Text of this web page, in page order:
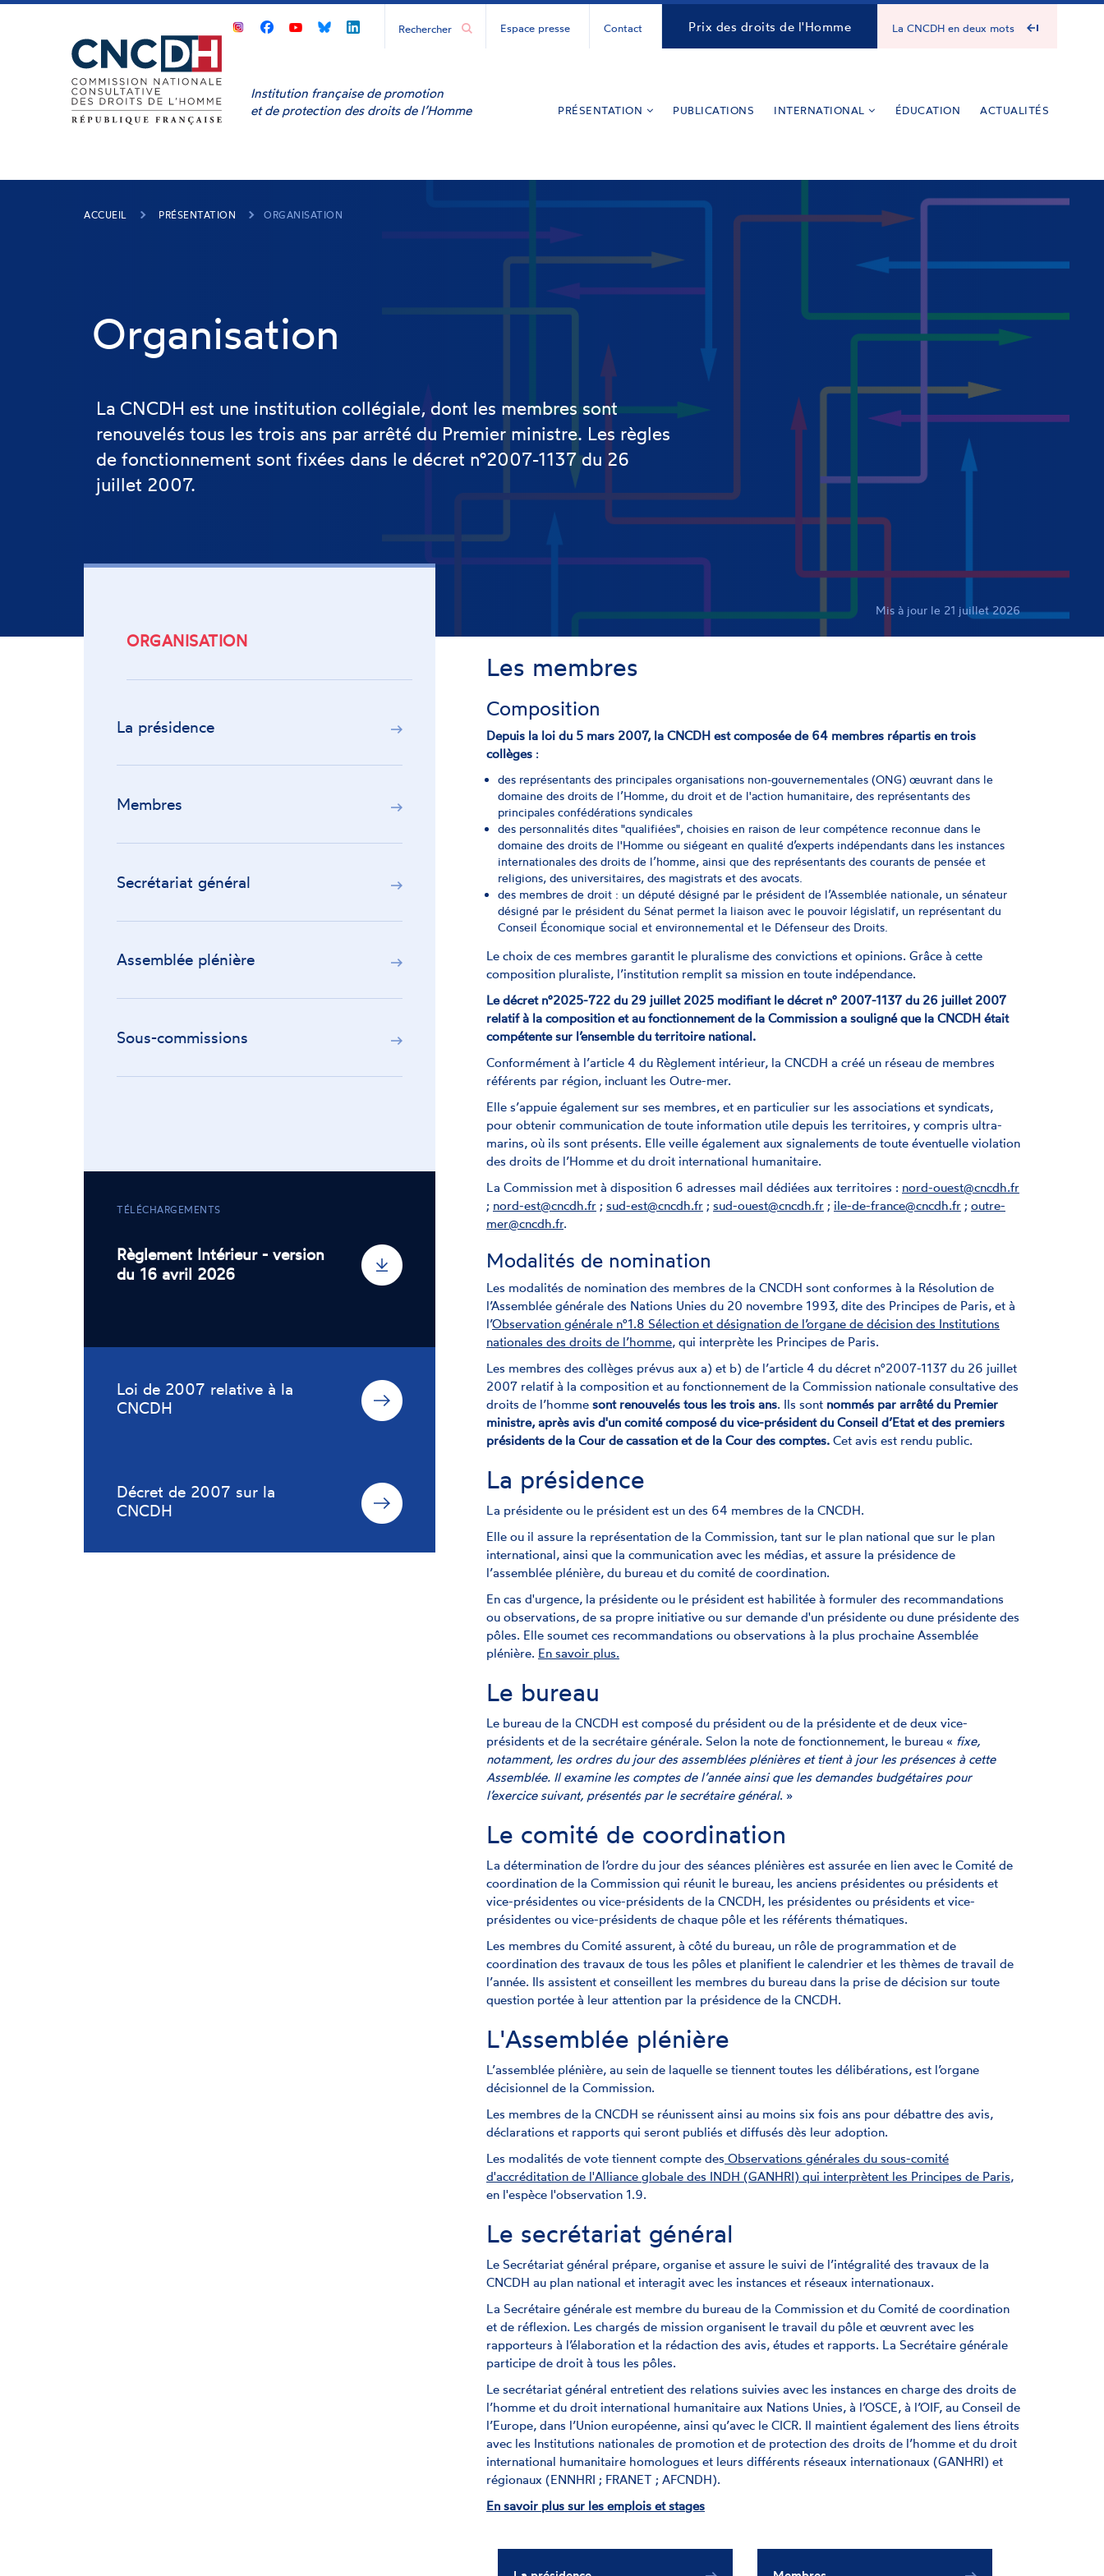
Panneau de gestion des cookies
CNCDHCNCDHCNCDHCNCDH
Espace presse Contact Prix des droits de l'Homme La CNCDH en deux mots
Institution française de promotion
et de protection des droits de l’Homme
PRÉSENTATION PUBLICATIONS INTERNATIONAL ÉDUCATION ACTUALITÉS
ACCUEIL PRÉSENTATION ORGANISATION
Organisation
La CNCDH est une institution collégiale, dont les membres sont
renouvelés tous les trois ans par arrêté du Premier ministre. Les règles
de fonctionnement sont fixées dans le décret n°2007-1137 du 26
juillet 2007.
ORGANISATION
La présidence
Membres
Secrétariat général
Assemblée plénière
Sous-commissions
TÉLÉCHARGEMENTS
Règlement Intérieur - version
du 16 avril 2026
Loi de 2007 relative à la
CNCDH
Décret de 2007 sur la
CNCDH
Mis à jour le 21 juillet 2026
Les membres
Composition
Depuis la loi du 5 mars 2007, la CNCDH est composée de 64 membres répartis en trois
collèges :
des représentants des principales organisations non-gouvernementales (ONG) œuvrant dans le
domaine des droits de l’Homme, du droit et de l'action humanitaire, des représentants des
principales confédérations syndicales
des personnalités dites "qualifiées", choisies en raison de leur compétence reconnue dans le
domaine des droits de l'Homme ou siégeant en qualité d’experts indépendants dans les instances
internationales des droits de l’homme, ainsi que des représentants des courants de pensée et
religions, des universitaires, des magistrats et des avocats.
des membres de droit : un député désigné par le président de l’Assemblée nationale, un sénateur
désigné par le président du Sénat permet la liaison avec le pouvoir législatif, un représentant du
Conseil Économique social et environnemental et le Défenseur des Droits.
Le choix de ces membres garantit le pluralisme des convictions et opinions. Grâce à cette
composition pluraliste, l’institution remplit sa mission en toute indépendance.
Le décret n°2025-722 du 29 juillet 2025 modifiant le décret n° 2007-1137 du 26 juillet 2007
relatif à la composition et au fonctionnement de la Commission a souligné que la CNCDH était
compétente sur l’ensemble du territoire national.
Conformément à l’article 4 du Règlement intérieur, la CNCDH a créé un réseau de membres
référents par région, incluant les Outre-mer.
Elle s’appuie également sur ses membres, et en particulier sur les associations et syndicats,
pour obtenir communication de toute information utile depuis les territoires, y compris ultra-
marins, où ils sont présents. Elle veille également aux signalements de toute éventuelle violation
des droits de l’Homme et du droit international humanitaire.
La Commission met à disposition 6 adresses mail dédiées aux territoires : nord-ouest@cncdh.fr
; nord-est@cncdh.fr ; sud-est@cncdh.fr ; sud-ouest@cncdh.fr ; ile-de-france@cncdh.fr ; outre-
mer@cncdh.fr.
Modalités de nomination
Les modalités de nomination des membres de la CNCDH sont conformes à la Résolution de
l’Assemblée générale des Nations Unies du 20 novembre 1993, dite des Principes de Paris, et à
l’Observation générale n°1.8 Sélection et désignation de l’organe de décision des Institutions
nationales des droits de l’homme, qui interprète les Principes de Paris.
Les membres des collèges prévus aux a) et b) de l’article 4 du décret n°2007-1137 du 26 juillet
2007 relatif à la composition et au fonctionnement de la Commission nationale consultative des
droits de l’homme sont renouvelés tous les trois ans. Ils sont nommés par arrêté du Premier
ministre, après avis d'un comité composé du vice-président du Conseil d’Etat et des premiers
présidents de la Cour de cassation et de la Cour des comptes. Cet avis est rendu public.
La présidence
La présidente ou le président est un des 64 membres de la CNCDH.
Elle ou il assure la représentation de la Commission, tant sur le plan national que sur le plan
international, ainsi que la communication avec les médias, et assure la présidence de
l’assemblée plénière, du bureau et du comité de coordination.
En cas d'urgence, la présidente ou le président est habilitée à formuler des recommandations
ou observations, de sa propre initiative ou sur demande d'un présidente ou dune présidente des
pôles. Elle soumet ces recommandations ou observations à la plus prochaine Assemblée
plénière. En savoir plus.
Le bureau
Le bureau de la CNCDH est composé du président ou de la présidente et de deux vice-
présidents et de la secrétaire générale. Selon la note de fonctionnement, le bureau « fixe,
notamment, les ordres du jour des assemblées plénières et tient à jour les présences à cette
Assemblée. Il examine les comptes de l’année ainsi que les demandes budgétaires pour
l’exercice suivant, présentés par le secrétaire général. »
Le comité de coordination
La détermination de l’ordre du jour des séances plénières est assurée en lien avec le Comité de
coordination de la Commission qui réunit le bureau, les anciens présidentes ou présidents et
vice-présidentes ou vice-présidents de la CNCDH, les présidentes ou présidents et vice-
présidentes ou vice-présidents de chaque pôle et les référents thématiques.
Les membres du Comité assurent, à côté du bureau, un rôle de programmation et de
coordination des travaux de tous les pôles et planifient le calendrier et les thèmes de travail de
l’année. Ils assistent et conseillent les membres du bureau dans la prise de décision sur toute
question portée à leur attention par la présidence de la CNCDH.
L'Assemblée plénière
L’assemblée plénière, au sein de laquelle se tiennent toutes les délibérations, est l’organe
décisionnel de la Commission.
Les membres de la CNCDH se réunissent ainsi au moins six fois ans pour débattre des avis,
déclarations et rapports qui seront publiés et diffusés dès leur adoption.
Les modalités de vote tiennent compte des Observations générales du sous-comité
d'accréditation de l'Alliance globale des INDH (GANHRI) qui interprètent les Principes de Paris,
en l'espèce l'observation 1.9.
Le secrétariat général
Le Secrétariat général prépare, organise et assure le suivi de l’intégralité des travaux de la
CNCDH au plan national et interagit avec les instances et réseaux internationaux.
La Secrétaire générale est membre du bureau de la Commission et du Comité de coordination
et de réflexion. Les chargés de mission organisent le travail du pôle et œuvrent avec les
rapporteurs à l’élaboration et la rédaction des avis, études et rapports. La Secrétaire générale
participe de droit à tous les pôles.
Le secrétariat général entretient des relations suivies avec les instances en charge des droits de
l’homme et du droit international humanitaire aux Nations Unies, à l’OSCE, à l’OIF, au Conseil de
l’Europe, dans l’Union européenne, ainsi qu’avec le CICR. Il maintient également des liens étroits
avec les Institutions nationales de promotion et de protection des droits de l’homme et du droit
international humanitaire homologues et leurs différents réseaux internationaux (GANHRI) et
régionaux (ENNHRI ; FRANET ; AFCNDH).
En savoir plus sur les emplois et stages